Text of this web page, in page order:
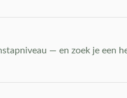
— en zoek je een